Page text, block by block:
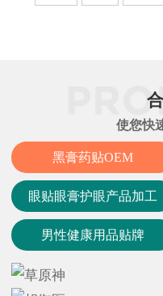
使您快
黑膏药贴OEM
眼贴眼膏护眼产品加工
男性健康用品贴牌